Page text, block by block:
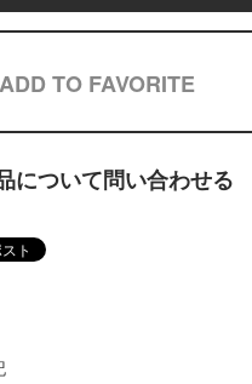
ADD TO FAVORITE
について問い合わせる